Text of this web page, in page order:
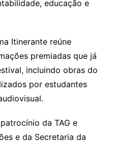
educação e
Itinerante reúne
premiadas que já
incluindo obras do
por estudantes
da TAG e
e da Secretaria da